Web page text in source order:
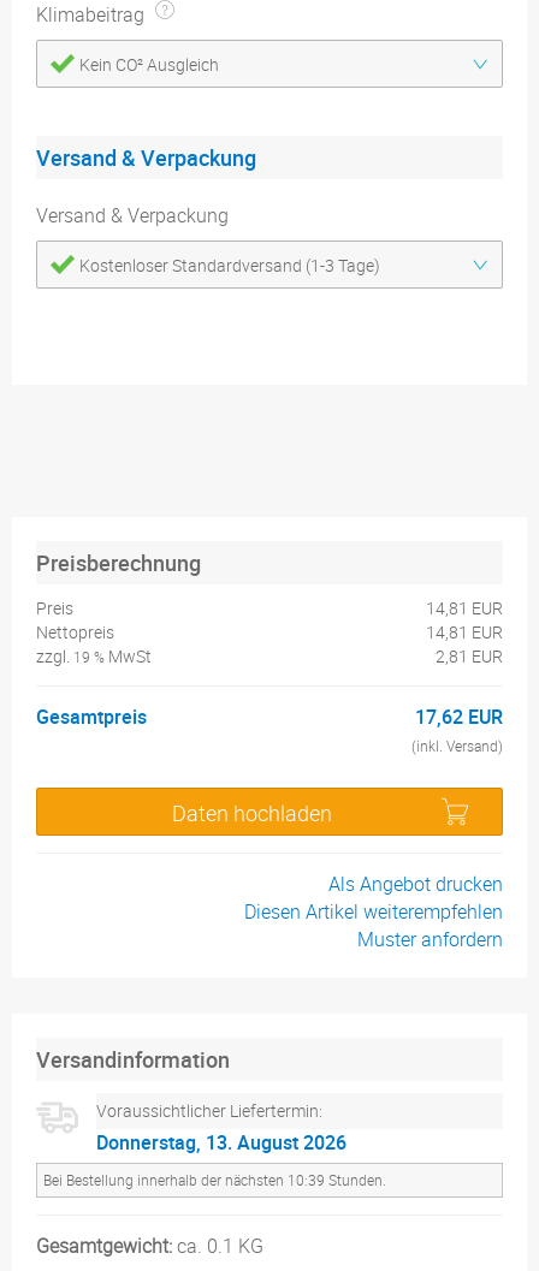
Klimabeitrag
Kein CO² Ausgleich
Versand & Verpackung
Versand & Verpackung
Kostenloser Standardversand (1-3 Tage)
Preisberechnung
Preis
14,81 EUR
Nettopreis
14,81 EUR
zzgl. 19 % MwSt 2,81 EUR
Gesamtpreis 17,62 EUR
(inkl. Versand)
Daten hochladen
Als Angebot drucken
Diesen Artikel weiterempfehlen
Muster anfordern
Versandinformation
Voraussichtlicher Liefertermin:
Donnerstag, 13. August 2026
Bei Bestellung innerhalb der nächsten 10:39 Stunden.
Gesamtgewicht:ca. 0.1 KG